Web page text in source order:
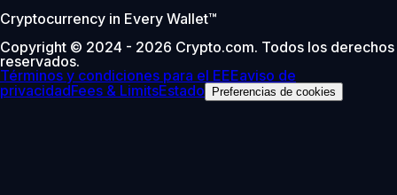
Cryptocurrency in Every Wallet™
Copyright © 2024 - 2026 Crypto.com. Todos los derechos
reservados.
Términos y condiciones para el EEEaviso de
privacidadFees & LimitsEstado Preferencias de cookies